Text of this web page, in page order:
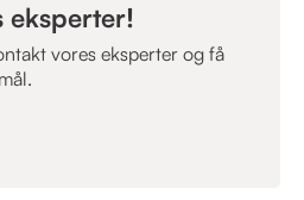
eksperter!
vores eksperter og få